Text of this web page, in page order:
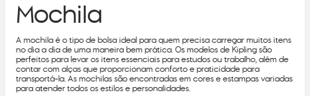
Mochila
A mochila é o tipo de bolsa ideal para quem precisa carregar muitos itens
no dia a dia de uma maneira bem prática. Os modelos de Kipling são
perfeitos para levar os itens essenciais para estudos ou trabalho, além de
contar com alças que proporcionam conforto e praticidade para
transportá-la. As mochilas são encontradas em cores e estampas variadas
para atender todos os estilos e personalidades.